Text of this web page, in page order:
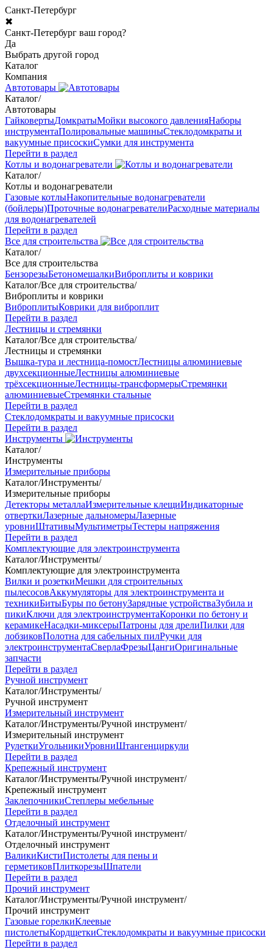
Санкт-Петербург
✖
Санкт-Петербург ваш город?
Да
Выбрать другой город
Каталог
Компания
Автотовары
Каталог/
Автотовары
ГайковертыДомкратыМойки высокого давленияНаборы
инструментаПолировальные машиныСтеклодомкраты и
вакуумные присоскиСумки для инструмента
Перейти в раздел
Котлы и водонагреватели
Каталог/
Котлы и водонагреватели
Газовые котлыНакопительные водонагреватели
(бойлеры)Проточные водонагревателиРасходные материалы
для водонагревателей
Перейти в раздел
Все для строительства
Каталог/
Все для строительства
БензорезыБетономешалкиВиброплиты и коврики
Каталог/Все для строительства/
Виброплиты и коврики
ВиброплитыКоврики для виброплит
Перейти в раздел
Лестницы и стремянки
Каталог/Все для строительства/
Лестницы и стремянки
Вышка-тура и лестница-помостЛестницы алюминиевые
двухсекционныеЛестницы алюминиевые
трёхсекционныеЛестницы-трансформерыСтремянки
алюминиевыеСтремянки стальные
Перейти в раздел
Стеклодомкраты и вакуумные присоски
Перейти в раздел
Инструменты
Каталог/
Инструменты
Измерительные приборы
Каталог/Инструменты/
Измерительные приборы
Детекторы металлаИзмерительные клещиИндикаторные
отверткиЛазерные дальномерыЛазерные
уровниШтативыМультиметрыТестеры напряжения
Перейти в раздел
Комплектующие для электроинструмента
Каталог/Инструменты/
Комплектующие для электроинструмента
Вилки и розеткиМешки для строительных
пылесосовАккумуляторы для электроинструмента и
техникиБитыБуры по бетонуЗарядные устройстваЗубила и
пикиКлючи для электроинструментаКоронки по бетону и
керамикеНасадки-миксерыПатроны для дрелиПилки для
лобзиковПолотна для сабельных пилРучки для
электроинструментаСверлаФрезыЦангиОригинальные
запчасти
Перейти в раздел
Ручной инструмент
Каталог/Инструменты/
Ручной инструмент
Измерительный инструмент
Каталог/Инструменты/Ручной инструмент/
Измерительный инструмент
РулеткиУгольникиУровниШтангенциркули
Перейти в раздел
Крепежный инструмент
Каталог/Инструменты/Ручной инструмент/
Крепежный инструмент
ЗаклепочникиСтеплеры мебельные
Перейти в раздел
Отделочный инструмент
Каталог/Инструменты/Ручной инструмент/
Отделочный инструмент
ВаликиКистиПистолеты для пены и
герметиковПлиткорезыШпатели
Перейти в раздел
Прочий инструмент
Каталог/Инструменты/Ручной инструмент/
Прочий инструмент
Газовые горелкиКлеевые
пистолетыКордщеткиСтеклодомкраты и вакуумные присоски
Перейти в раздел